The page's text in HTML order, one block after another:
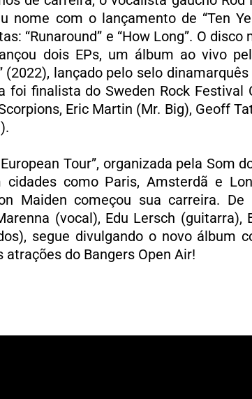
nome com o lançamento de “Ten
“Runaround” e “How Long”. O
dois EPs, um álbum ao vivo
(2022), lançado pelo selo
foi finalista do Sweden Rock
Eric Martin (Mr. Big), Geoff
Tour”, organizada pela Som
cidades como Paris, Amsterdã e
Maiden começou sua carreira.
(vocal), Edu Lersch
segue divulgando o novo álbum
atrações do Bangers Open Air!